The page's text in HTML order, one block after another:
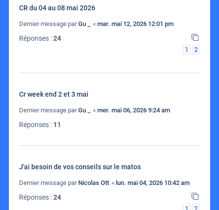
CR du 04 au 08 mai 2026
Dernier message parGu _ « mar. mai 12, 2026 12:01 pm
Réponses :24
1
2
Cr week end 2 et 3 mai
Dernier message parGu _ « mer. mai 06, 2026 9:24 am
Réponses : 11
J'ai besoin de vos conseils sur le matos
Dernier message par Nicolas Ott « lun. mai 04, 2026 10:42 am
Réponses :24